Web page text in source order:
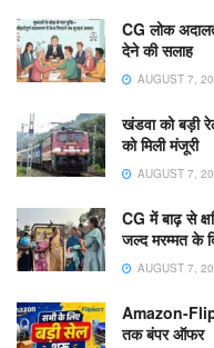
CG लोक
देने की सलाह
AUGUST 7,
खंडवा को बड़ी
को मिली मंजूरी
AUGUST 7,
CG में बाढ़ से
जल्द मरम्मत के
AUGUST 7,
Amazon-
तक बंपर ऑफर